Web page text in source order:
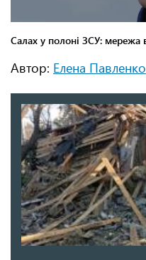
Автор: Елена Павленко